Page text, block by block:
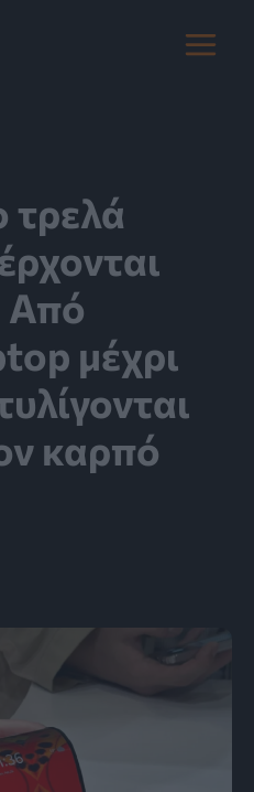
Main
τρελά
Από
μέχρι
καρπό